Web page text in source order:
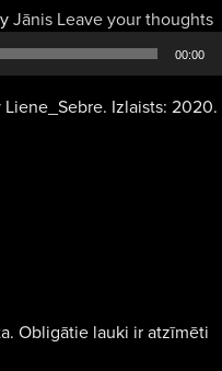
Jānis Leave your thoughts
00:00
Izlaists: 2020.
Obligātie lauki ir atzīmēti